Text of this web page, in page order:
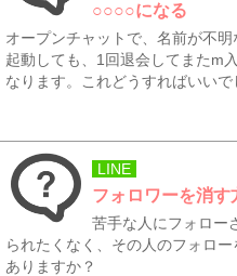
○○○○になる
オープンチャットで、名前が不
起動しても、1回退会してまたm
なります。これどうすればいい
LINE
フォロワーを消す
苦手な人にフォロー
られたくなく、その人のフォロ
ありますか？